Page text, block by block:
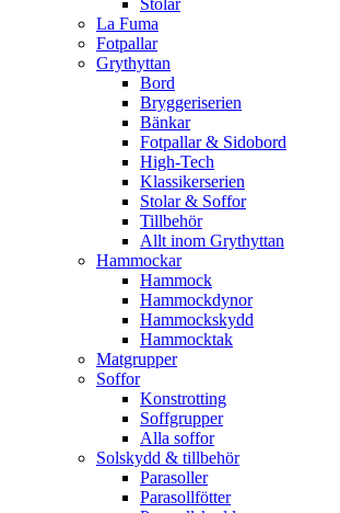
Stolar
La Fuma
Fotpallar
Grythyttan
Bord
Bryggeriserien
Bänkar
Fotpallar & Sidobord
High-Tech
Klassikerserien
Stolar & Soffor
Tillbehör
Allt inom Grythyttan
Hammockar
Hammock
Hammockdynor
Hammockskydd
Hammocktak
Matgrupper
Soffor
Konstrotting
Soffgrupper
Alla soffor
Solskydd & tillbehör
Parasoller
Parasollfötter